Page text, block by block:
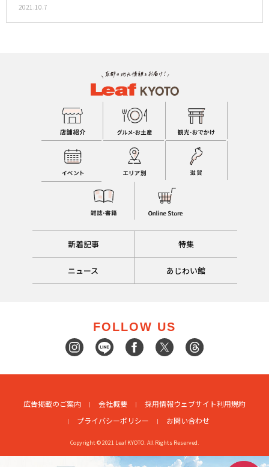
2021.10.7
新着記事 特集
ニュース あじわい館
FOLLOW US
広告掲載のご案内 会社概要 採用情報ウェブサイト利用規約
プライバシーポリシー
お問い合わせ
Copyright © 2021 Leaf KYOTO. All Rights Reserved.